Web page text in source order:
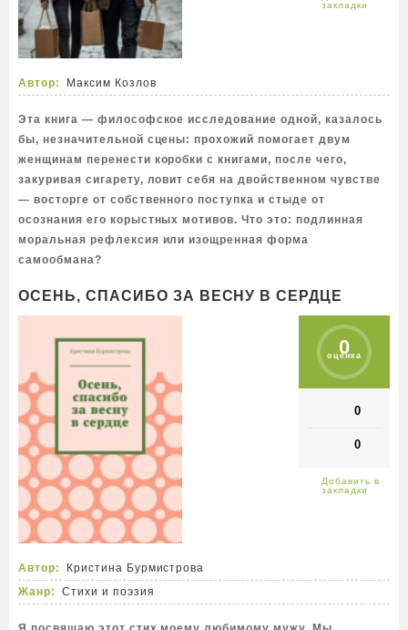
Автор: Максим Козлов
Эта книга — философское исследование одной, казалось
бы, незначительной сцены: прохожий помогает двум
женщинам перенести коробки с книгами, после чего,
закуривая сигарету, ловит себя на двойственном чувстве
— восторге от собственного поступка и стыде от
осознания его корыстных мотивов. Что это: подлинная
моральная рефлексия или изощренная форма
самообмана?
ОСЕНЬ, СПАСИБО ЗА ВЕСНУ В СЕРДЦЕ
0
оценка
0
0
Автор:
Кристина Бурмистрова
Жанр:
Стихи и поэзия